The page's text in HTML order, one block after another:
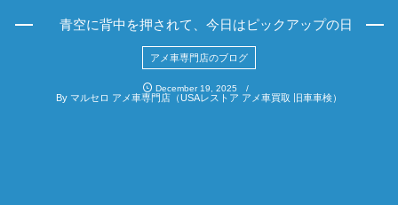
青空に背中を押されて、今日はピックアップの日
アメ車専門店のブログ
December 19 2025
By マルセロ アメ車専門店（USAレストア アメ車買取 旧車車検）